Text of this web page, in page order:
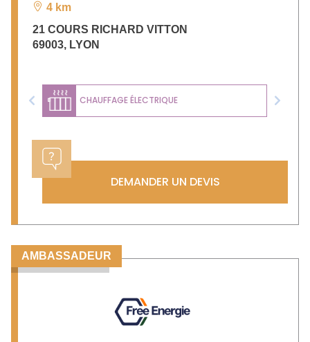
4 km
21 COURS RICHARD VITTON
69003, LYON
CHAUFFAGE ÉLECTRIQUE
Previous Next
DEMANDER UN DEVIS
AMBASSADEUR